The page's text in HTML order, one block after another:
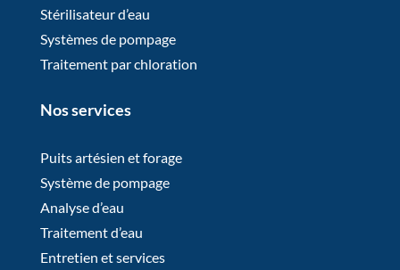
Stérilisateur d’eau
Systèmes de pompage
Traitement par chloration
Nos services
Puits artésien et forage
Système de pompage
Analyse d’eau
Traitement d’eau
Entretien et services